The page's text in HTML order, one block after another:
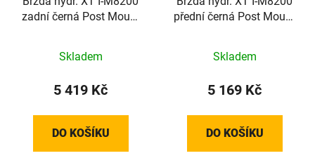
zadní černá Post Mount
Skladem
5 419 Kč
DO KOŠÍKU
přední černá Post Mount
Skladem
5 169 Kč
DO KOŠÍKU